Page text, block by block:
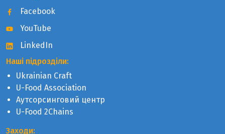
Facebook
YouTube
LinkedIn
Наші підрозділи:
Ukrainian Craft
U-Food Association
Аутсорсинговий центр
U-Food 2Chains
Заходи: